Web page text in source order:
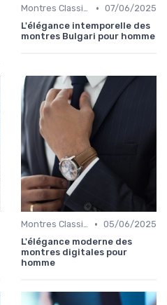
Montres Classiques • 07/06/2025
L'élégance intemporelle des
montres Bulgari pour homme
Montres Classiques • 05/06/2025
L'élégance moderne des
montres digitales pour
homme